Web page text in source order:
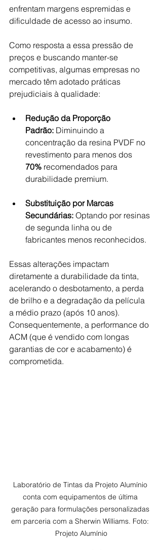
enfrentam margens espremidas e
dificuldade de acesso ao insumo.
Como resposta a essa pressão de
preços e buscando manter-se
competitivas, algumas empresas no
mercado têm adotado práticas
prejudiciais à qualidade:
Redução da Proporção
Padrão: Diminuindo a
concentração da resina PVDF no
revestimento para menos dos
70% recomendados para
durabilidade premium.
Substituição por Marcas
Secundárias: Optando por resinas
de segunda linha ou de
fabricantes menos reconhecidos.
Essas alterações impactam
diretamente a durabilidade da tinta,
acelerando o desbotamento, a perda
de brilho e a degradação da película
a médio prazo (após 10 anos).
Consequentemente, a performance do
ACM (que é vendido com longas
garantias de cor e acabamento) é
comprometida.
Laboratório de Tintas da Projeto Alumínio
conta com equipamentos de última
geração para formulações personalizadas
em parceria com a Sherwin Williams. Foto:
Projeto Alumínio